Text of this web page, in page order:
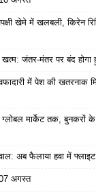
खेमे में खलबली, किरेन
खत्म: जंतर-मंतर पर बंद होगा
में पेश की खतरनाक
मार्केट तक, बुनकरों
अब फैलाया हवा में फ्लाइट
अगस्त